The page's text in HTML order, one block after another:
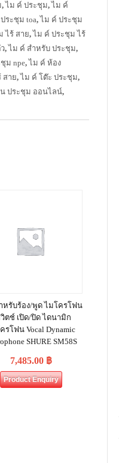
,ไม ค์ ประชุม,ไม ค์
ระชุม toa,ไม ค์ ประชุม
ไร้ สาย,ไม ค์ ประชุม ไร้
,ไม ค์ สำหรับ ประชุม,
ม npe,ไม ค์ ห้อง
สาย,ไม ค์ โต๊ะ ประชุม,
ประชุม ออนไลน์,
หรับร้อง/พูด ไมโครโฟน
ตช์ เปิด/ปิด ไดนามิก
รโฟน Vocal Dynamic
SHURE SM58S
7,485.00 ฿
Product Enquiry